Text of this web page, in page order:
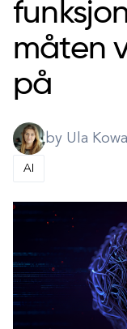
måten
på
by Ula
AI